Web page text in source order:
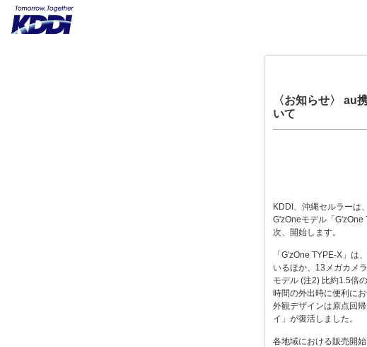
〈お知らせ〉 au
いて
KDDI、沖縄セルラーは
G'zOneモデル「
次、開始します。
「G'zOne TYPE-X」は
いるほか、13メガカメ
モデル (注2) 比約1.5倍
時間の外出時に便利にお
外観デザインは原点回
イ」が復活しました。
各地域における販売開